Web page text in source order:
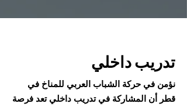
تدريب داخلي
نؤمن في حركة الشباب العربي للمناخ في
قطر أن المشاركة في تدريب داخلي تعد فرصة